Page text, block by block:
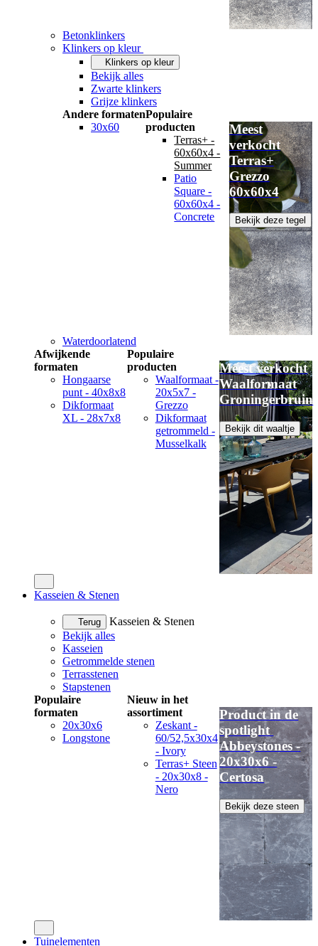
Betonklinkers
Klinkers op kleur
Klinkers op kleur
Bekijk alles
Zwarte klinkers
Grijze klinkers
Andere formaten
30x60
Populaire
producten
Terras+ -
60x60x4 -
Summer
Patio
Square -
60x60x4 -
Concrete
Meest
verkocht
Terras+
Grezzo
60x60x4
Bekijk deze tegel
Waterdoorlatend
Afwijkende
formaten
Hongaarse
punt - 40x8x8
Dikformaat
XL - 28x7x8
Populaire
producten
Waalformaat -
20x5x7 -
Grezzo
Dikformaat
getrommeld -
Musselkalk
Meest verkocht
Waalformaat
Groningerbruin
Bekijk dit waaltje
Kasseien & Stenen
Terug
Kasseien & Stenen
Bekijk alles
Kasseien
Getrommelde stenen
Terrasstenen
Stapstenen
Populaire
formaten
20x30x6
Longstone
Nieuw in het
assortiment
Zeskant -
60/52,5x30x4
- Ivory
Terras+ Steen
- 20x30x8 -
Nero
Product in de
spotlight
Abbeystones -
20x30x6 -
Certosa
Bekijk deze steen
Tuinelementen